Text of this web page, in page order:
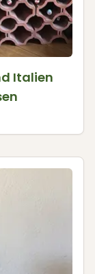
Italien